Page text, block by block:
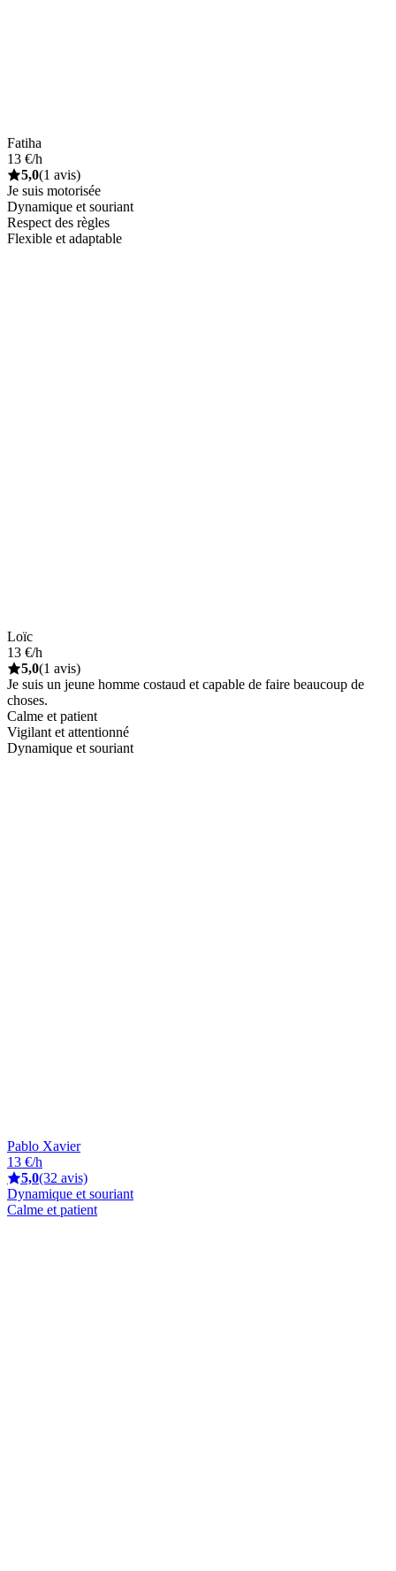
Fatiha
13 €/h
5,0(1 avis)
Je suis motorisée
Dynamique et souriant
Respect des règles
Flexible et adaptable
Loïc
13 €/h
5,0(1 avis)
Je suis un jeune homme costaud et capable de faire beaucoup de
choses.
Calme et patient
Vigilant et attentionné
Dynamique et souriant
Pablo Xavier
13 €/h
5,0(32 avis)
Dynamique et souriant
Calme et patient